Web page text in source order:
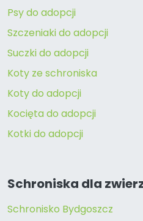
Psy do adopcji
Szczeniaki do adopcji
Suczki do adopcji
Koty ze schroniska
Koty do adopcji
Kocięta do adopcji
Kotki do adopcji
Schroniska dla
Schronisko Bydgoszcz